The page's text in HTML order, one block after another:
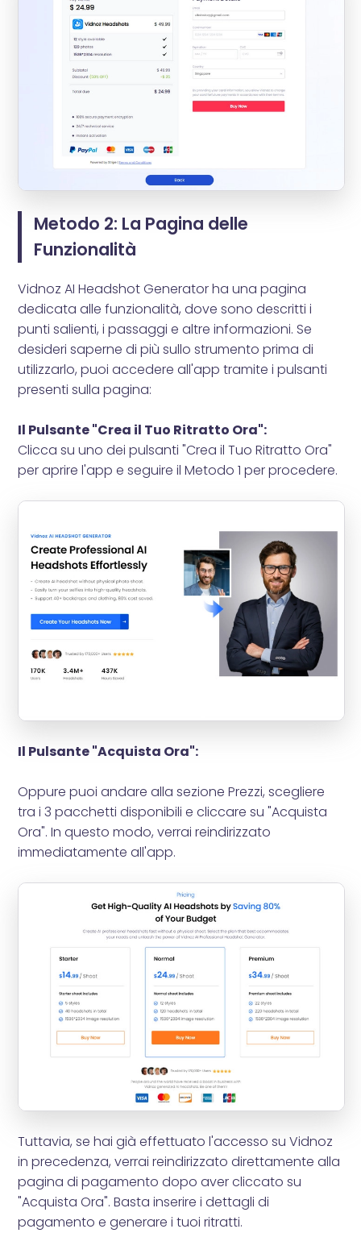
Metodo 2: La Pagina delle
Funzionalità
Vidnoz AI Headshot Generator ha una pagina
dedicata alle funzionalità, dove sono descritti i
punti salienti, i passaggi e altre informazioni. Se
desideri saperne di più sullo strumento prima di
utilizzarlo, puoi accedere all'app tramite i pulsanti
presenti sulla pagina:
Il Pulsante "Crea il Tuo Ritratto Ora":
Clicca su uno dei pulsanti "Crea il Tuo Ritratto Ora"
per aprire l'app e seguire il Metodo 1 per procedere.
Il Pulsante "Acquista Ora":
Oppure puoi andare alla sezione Prezzi, scegliere
tra i 3 pacchetti disponibili e cliccare su "Acquista
Ora". In questo modo, verrai reindirizzato
immediatamente all'app.
Tuttavia, se hai già effettuato l'accesso su Vidnoz
in precedenza, verrai reindirizzato direttamente alla
pagina di pagamento dopo aver cliccato su
"Acquista Ora". Basta inserire i dettagli di
pagamento e generare i tuoi ritratti.